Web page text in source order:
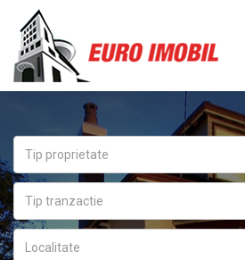
Tip proprietate
Tip tranzactie
Localitate